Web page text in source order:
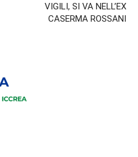
VIGILI, SI VA NELL’EX
CASERMA ROSSANI